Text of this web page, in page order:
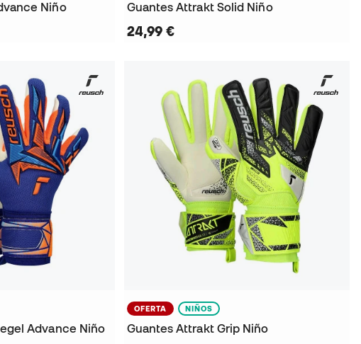
Niño Guantes Attrakt Solid Niño
24,99 €
Advance Niño
OFERTA NIÑOS
Guantes Attrakt Grip Niño